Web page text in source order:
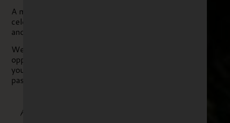
A magical place to
celebrate friends, family
and life.
We look forward to the
opportunity of welcoming
you here and sharing our
passion with you.